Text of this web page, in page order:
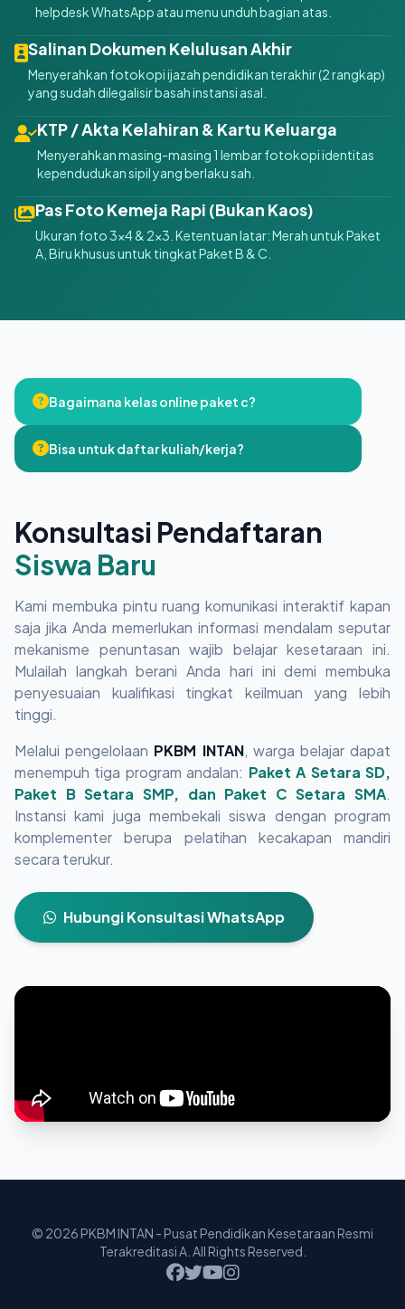
helpdesk WhatsApp atau menu unduh bagian atas.
Salinan Dokumen Kelulusan Akhir
Menyerahkan fotokopi ijazah pendidikan terakhir (2 rangkap)
yang sudah dilegalisir basah instansi asal.
KTP / Akta Kelahiran & Kartu Keluarga
Menyerahkan masing-masing 1 lembar fotokopi identitas
kependudukan sipil yang berlaku sah.
Pas Foto Kemeja Rapi (Bukan Kaos)
Ukuran foto 3x4 & 2x3. Ketentuan latar: Merah untuk Paket
A, Biru khusus untuk tingkat Paket B & C.
Bagaimana kelas online paket c?
Bisa untuk daftar kuliah/kerja?
Konsultasi Pendaftaran
Siswa Baru
Kami membuka pintu ruang komunikasi interaktif kapan
saja jika Anda memerlukan informasi mendalam seputar
mekanisme penuntasan wajib belajar kesetaraan ini.
Mulailah langkah berani Anda hari ini demi membuka
penyesuaian kualifikasi tingkat keilmuan yang lebih
tinggi.
Melalui pengelolaan PKBM INTAN, warga belajar dapat
menempuh tiga program andalan: Paket A Setara SD,
Paket B Setara SMP, dan Paket C Setara SMA.
Instansi kami juga membekali siswa dengan program
komplementer berupa pelatihan kecakapan mandiri
secara terukur.
Hubungi Konsultasi WhatsApp
© 2026 PKBM INTAN - Pusat Pendidikan Kesetaraan Resmi
Terakreditasi A. All Rights Reserved.